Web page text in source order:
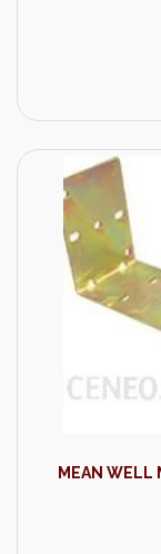
MEAN WELL